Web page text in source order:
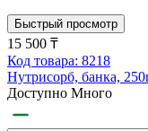
Быстрый просмотр
15 500 ₸
Код товара: 8218
Нутрисорб, банка,
Доступно Много